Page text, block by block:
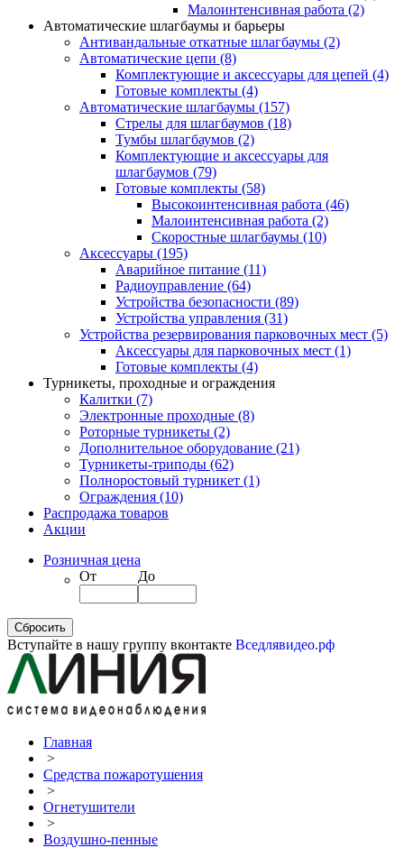
Малоинтенсивная работа (2)
Автоматические шлагбаумы и барьеры
Антивандальные откатные шлагбаумы (2)
Автоматические цепи (8)
Комплектующие и аксессуары для цепей (4)
Готовые комплекты (4)
Автоматические шлагбаумы (157)
Стрелы для шлагбаумов (18)
Тумбы шлагбаумов (2)
Комплектующие и аксессуары для
шлагбаумов (79)
Готовые комплекты (58)
Высокоинтенсивная работа (46)
Малоинтенсивная работа (2)
Скоростные шлагбаумы (10)
Аксессуары (195)
Аварийное питание (11)
Радиоуправление (64)
Устройства безопасности (89)
Устройства управления (31)
Устройства резервирования парковочных мест (5)
Аксессуары для парковочных мест (1)
Готовые комплекты (4)
Турникеты, проходные и ограждения
Калитки (7)
Электронные проходные (8)
Роторные турникеты (2)
Дополнительное оборудование (21)
Турникеты-триподы (62)
Полноростовый турникет (1)
Ограждения (10)
Распродажа товаров
Акции
Розничная цена
От
До
Вступайте в нашу группу вконтакте Вседлявидео.рф
Главная
>
Средства пожаротушения
>
Огнетушители
>
Воздушно-пенные